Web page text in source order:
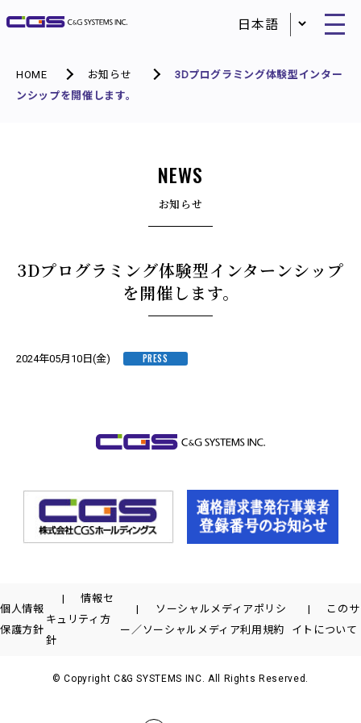
HOME お知らせ
3Dプログラミング体験型インター
ンシップを開催します。
NEWS
お知らせ
3Dプログラミング体験型インターンシップ
を開催します。
2024年05月10日(金) PRESS
個人情報
保護方針
情報セ
キュリティ方
針
ソーシャルメディアポリシ
ー／ソーシャルメディア利用規約
このサ
イトについて
© Copyright C&G SYSTEMS INC. All Rights Reserved.